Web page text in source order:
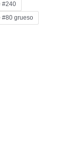
#240
#80 grueso